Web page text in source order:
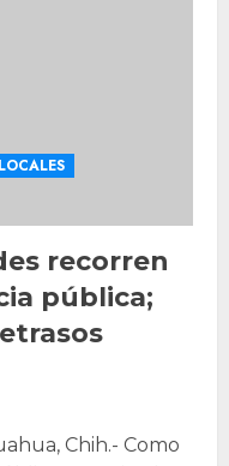
LOCALES
recorren
pública;
Chih.- Como